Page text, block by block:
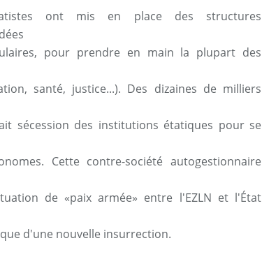
ont mis en place des structures
pour prendre en main la plupart des
santé, justice...). Des dizaines de milliers
sécession des institutions étatiques pour se
Cette contre-société autogestionnaire
de «paix armée» entre l'EZLN et l'État
d'une nouvelle insurrection.